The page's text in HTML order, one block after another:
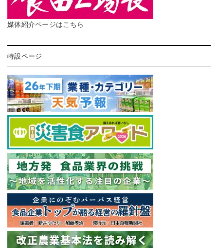
媒体紹介ページはこちら
特設ページ